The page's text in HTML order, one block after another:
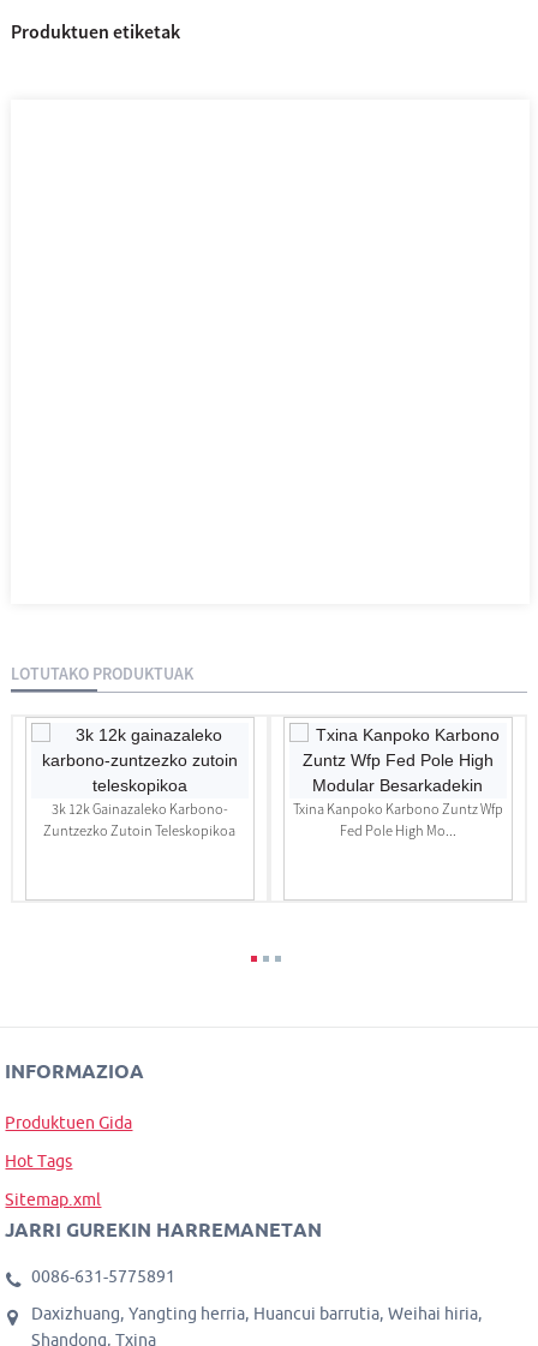
Produktuen etiketak
LOTUTAKO PRODUKTUAK
3k 12k Gainazaleko Karbono-
Zuntzezko Zutoin Teleskopikoa
Txina Kanpoko Karbono Zuntz Wfp
Fed Pole High Mo...
INFORMAZIOA
Produktuen Gida
Hot Tags
Sitemap.xml
JARRI GUREKIN HARREMANETAN
0086-631-5775891
Daxizhuang, Yangting herria, Huancui barrutia, Weihai hiria,
Shandong, Txina